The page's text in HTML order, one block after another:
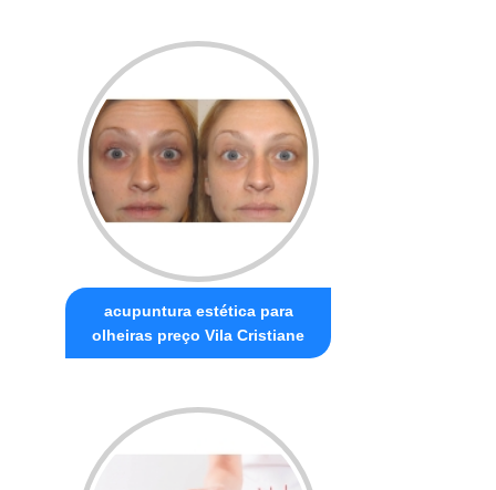
acupuntura estética para
olheiras preço Vila Cristiane